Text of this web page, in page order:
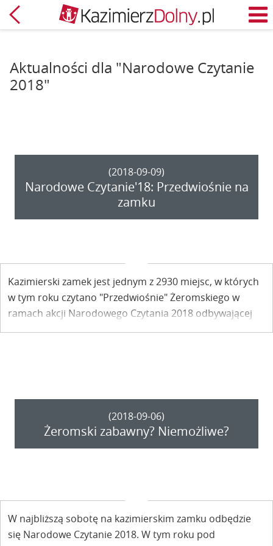
Powrót
Aktualności dla "Narodowe Czytanie
2018"
(2018-09-09)
Narodowe Czytanie'18: Przedwiośnie na
zamku
Kazimierski zamek jest jednym z 2930 miejsc, w których
w tym roku czytano "Przedwiośnie" Żeromskiego w
ramach akcji Narodowego Czytania 2018 odbywającej
się pod patronatem Pary Prezydenckiej.
(2018-09-06)
Żeromski zabawny? Niemożliwe?
W najbliższą sobotę na kazimierskim zamku odbędzie
się Narodowe Czytanie 2018. W tym roku pod